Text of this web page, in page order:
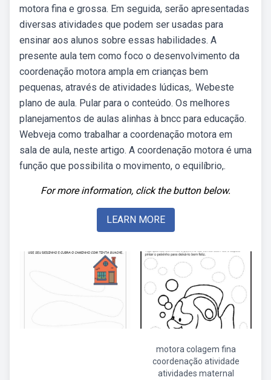
motora fina e grossa. Em seguida, serão apresentadas
diversas atividades que podem ser usadas para
ensinar aos alunos sobre essas habilidades. A
presente aula tem como foco o desenvolvimento da
coordenação motora ampla em crianças bem
pequenas, através de atividades lúdicas,. Webeste
plano de aula. Pular para o conteúdo. Os melhores
planejamentos de aulas alinhas à bncc para educação.
Webveja como trabalhar a coordenação motora em
sala de aula, neste artigo. A coordenação motora é uma
função que possibilita o movimento, o equilíbrio,.
For more information, click the button below.
LEARN MORE
motora colagem fina
coordenação atividade
atividades maternal